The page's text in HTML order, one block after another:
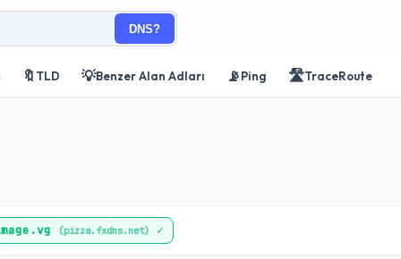
DNS?
🔖 TLD 💡Benzer Alan Adları 📡Ping 🛣️TraceRoute
(pizza.fxdns.net) ✓